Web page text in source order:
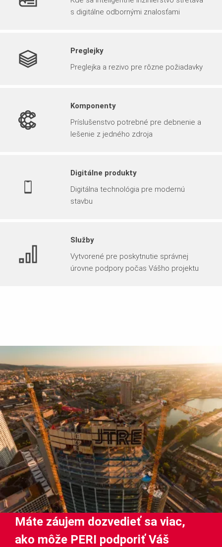
s digitálne odbornými znalosťami
Preglejky
Preglejka a rezivo pre rôzne požiadavky
Komponenty
Príslušenstvo potrebné pre debnenie a
lešenie z jedného zdroja
Digitálne produkty
Digitálna technológia pre modernú
stavbu
Služby
Vytvorené pre poskytnutie správnej
úrovne podpory počas Vášho projektu
Máte záujem dozvedieť sa viac,
ako môže PERI podporiť Váš